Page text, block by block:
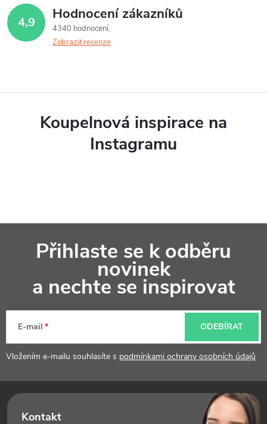
4,9 Hodnocení zákazníků
4340 hodnocení
Zobrazit recenze
Koupelnová inspirace na
Instagramu
a
Přihlaste se k odběru
novinek
a nechte se inspirovat
E-mail
Vložením e-mailu souhlasíte s podmínkami ochrany osobních údajů
ODEBÍRAT